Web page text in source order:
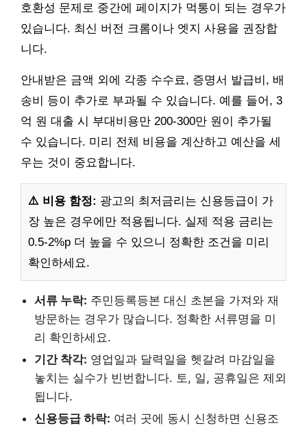
호환성 문제로 중간에 페이지가 먹통이 되는 경우가
있습니다. 최신 버전 크롬이나 엣지 사용을 권장합
니다.
안내받은 금액 외에 각종 수수료, 증명서 발급비, 배
송비 등이 추가로 부과될 수 있습니다. 예를 들어, 3
억 원 대출 시 부대비용만 200-300만 원이 추가될
수 있습니다. 미리 전체 비용을 계산하고 예산을 세
우는 것이 중요합니다.
⚠️ 비용 함정: 광고의 최저금리는 신용등급이 가
장 높은 경우에만 적용됩니다. 실제 적용 금리는
0.5-2%p 더 높을 수 있으니 정확한 조건을 미리
확인하세요.
서류 누락: 주민등록등본 대신 초본을 가져와 재
방문하는 경우가 많습니다. 정확한 서류명을 미
리 확인하세요.
기간 착각: 영업일과 달력일을 헷갈려 마감일을
놓치는 실수가 빈번합니다. 토, 일, 공휴일은 제외
됩니다.
신용등급 하락: 여러 곳에 동시 신청하면 신용조